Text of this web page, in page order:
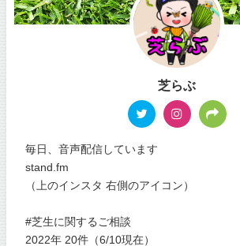
芝らぶ
毎日、音声配信しています
stand.fm
（上のインスタ 右側のアイコン）
#芝生に関するご相談
2022年 20件（6/10現在）